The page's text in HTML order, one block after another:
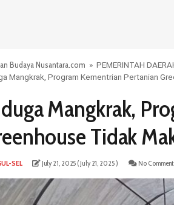
Budaya Nusantara.com » PEMERINTAH
Mangkrak, Program Kementrian Pertanian
Mangkrak,
Tidak
SEL July 21, 2025 ( July 21, 2025 ) No